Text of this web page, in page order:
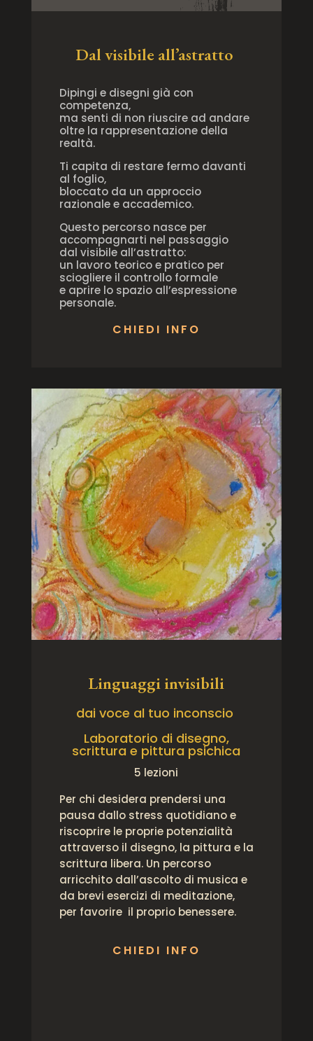
Dal visibile all’astratto
Dipingi e disegni già con
competenza,
ma senti di non riuscire ad andare
oltre la rappresentazione della
realtà.
Ti capita di restare fermo davanti
al foglio,
bloccato da un approccio
razionale e accademico.
Questo percorso nasce per
accompagnarti nel passaggio
dal visibile all’astratto:
un lavoro teorico e pratico per
sciogliere il controllo formale
e aprire lo spazio all’espressione
personale.
CHIEDI INFO
Linguaggi invisibili
dai voce al tuo inconscio
Laboratorio di disegno,
scrittura e pittura psichica
5 lezioni
Per chi desidera prendersi una
pausa dallo stress quotidiano e
riscoprire le proprie potenzialità
attraverso il disegno, la pittura e la
scrittura libera. Un percorso
arricchito dall’ascolto di musica e
da brevi esercizi di meditazione,
per favorire il proprio benessere.
CHIEDI INFO